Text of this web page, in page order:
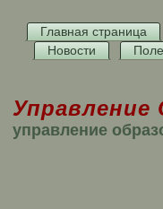
Главная страница
Новости
управление